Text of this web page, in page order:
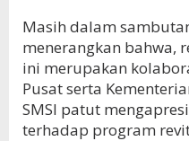
Masih dalam
menerangkan bahwa,
ini merupakan
Pusat serta
SMSI patut
terhadap program